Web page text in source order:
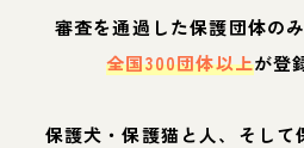
審査を通過した保護団体の
全国300団体以上が登
保護犬・保護猫と人、そして